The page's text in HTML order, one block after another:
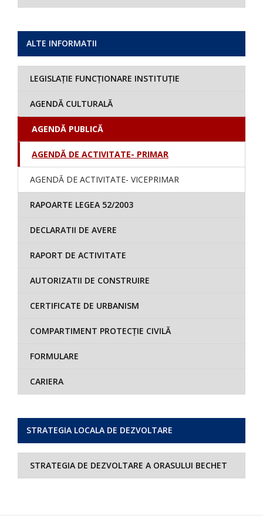
ALTE INFORMATII
LEGISLAȚIE FUNCȚIONARE INSTITUȚIE
AGENDĂ CULTURALĂ
AGENDĂ PUBLICĂ
AGENDĂ DE ACTIVITATE- PRIMAR
AGENDĂ DE ACTIVITATE- VICEPRIMAR
RAPOARTE LEGEA 52/2003
DECLARATII DE AVERE
RAPORT DE ACTIVITATE
AUTORIZATII DE CONSTRUIRE
CERTIFICATE DE URBANISM
COMPARTIMENT PROTECȚIE CIVILĂ
FORMULARE
CARIERA
STRATEGIA LOCALA DE DEZVOLTARE
STRATEGIA DE DEZVOLTARE A ORASULUI BECHET